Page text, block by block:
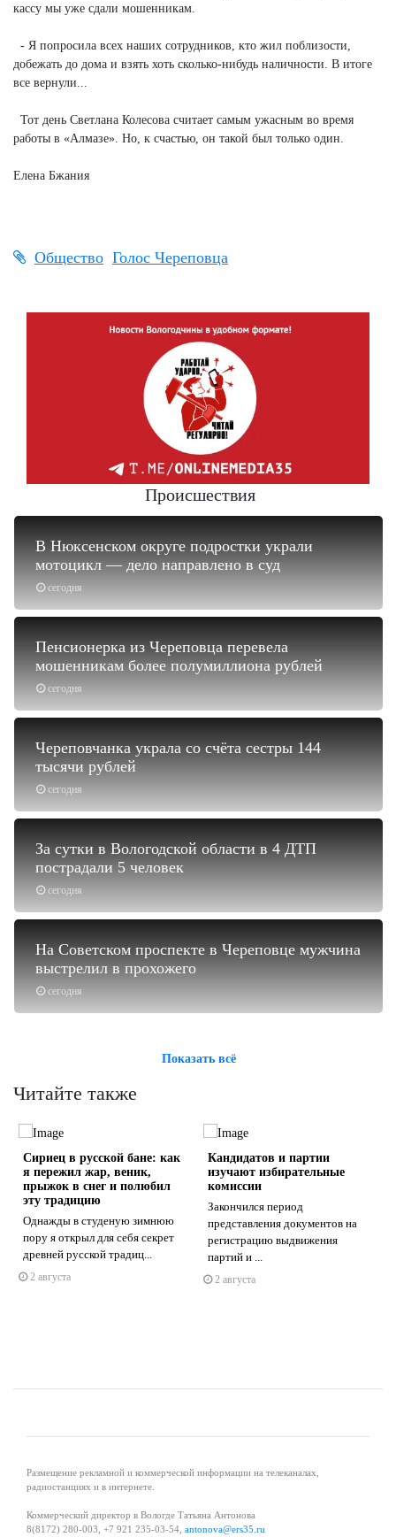
кассу мы уже сдали мошенникам.
- Я попросила всех наших сотрудников, кто жил поблизости,
добежать до дома и взять хоть сколько-нибудь наличности. В итоге
все вернули...
Тот день Светлана Колесова считает самым ужасным во время
работы в «Алмазе». Но, к счастью, он такой был только один.
Елена Бжания
Общество Голос Череповца
Происшествия
сегодня
В Нюксенском округе подростки украли
мотоцикл — дело направлено в суд
сегодня
Пенсионерка из Череповца перевела
мошенникам более полумиллиона рублей
сегодня
Череповчанка украла со счёта сестры 144
тысячи рублей
сегодня
За сутки в Вологодской области в 4 ДТП
пострадали 5 человек
сегодня
На Советском проспекте в Череповце мужчина
выстрелил в прохожего
Показать всё
Читайте также
Сириец в русской бане: как
я пережил жар, веник,
прыжок в снег и полюбил
эту традицию
Однажды в студеную зимнюю
пору я открыл для себя секрет
древней русской традиц...
2 августа
Кандидатов и партии
изучают избирательные
комиссии
Закончился период
представления документов на
регистрацию выдвижения
партий и ...
2 августа
Размещение рекламной и коммерческой информации на телеканалах,
радиостанциях и в интернете.
Коммерческий директор в Вологде Татьяна Антонова
8(8172) 280-003, +7 921 235-03-54, antonova@ers35.ru